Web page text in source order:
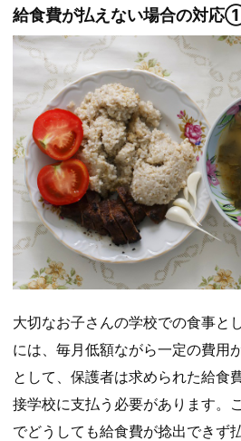
給食費が払えない場合の対応
大切なお子さんの学校での食事と
には、毎月低額ながら一定の費用
として、保護者は求められた給食
接学校に支払う必要があります。
でどうしても給食費が捻出できず